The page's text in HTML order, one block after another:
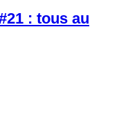
: tous au